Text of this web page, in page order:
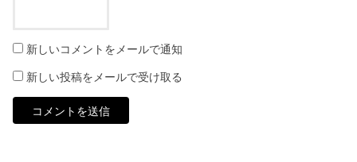
新しいコメントをメールで通知
新しい投稿をメールで受け取る